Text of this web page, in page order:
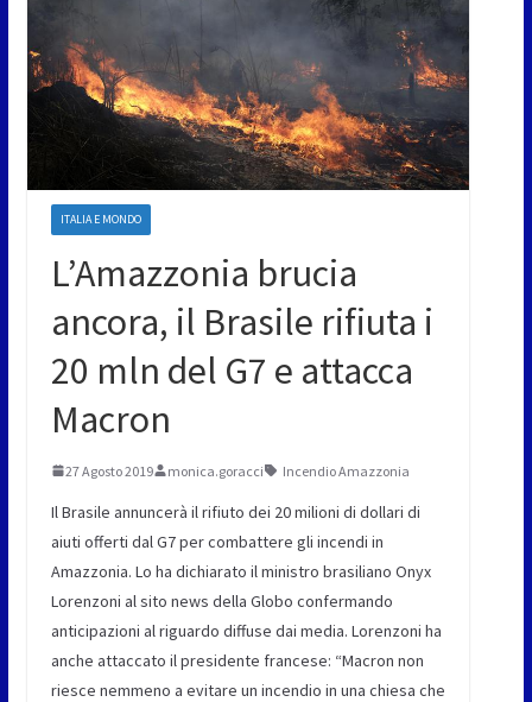
ITALIA E MONDO
L’Amazzonia brucia
ancora, il Brasile rifiuta i
20 mln del G7 e attacca
Macron
27 Agosto 2019 monica.goracci Incendio Amazzonia
Il Brasile annuncerà il rifiuto dei 20 milioni di dollari di
aiuti offerti dal G7 per combattere gli incendi in
Amazzonia. Lo ha dichiarato il ministro brasiliano Onyx
Lorenzoni al sito news della Globo confermando
anticipazioni al riguardo diffuse dai media. Lorenzoni ha
anche attaccato il presidente francese: “Macron non
riesce nemmeno a evitare un incendio in una chiesa che